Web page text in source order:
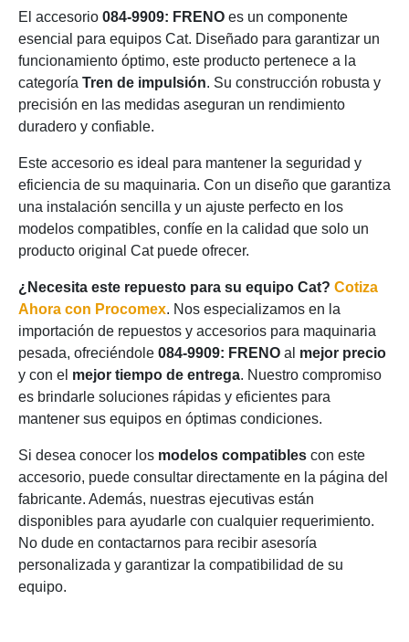
El accesorio 084-9909: FRENO es un componente
esencial para equipos Cat. Diseñado para garantizar un
funcionamiento óptimo, este producto pertenece a la
categoría Tren de impulsión. Su construcción robusta y
precisión en las medidas aseguran un rendimiento
duradero y confiable.
Este accesorio es ideal para mantener la seguridad y
eficiencia de su maquinaria. Con un diseño que garantiza
una instalación sencilla y un ajuste perfecto en los
modelos compatibles, confíe en la calidad que solo un
producto original Cat puede ofrecer.
¿Necesita este repuesto para su equipo Cat? Cotiza
Ahora con Procomex. Nos especializamos en la
importación de repuestos y accesorios para maquinaria
pesada, ofreciéndole 084-9909: FRENO al mejor precio
y con el mejor tiempo de entrega. Nuestro compromiso
es brindarle soluciones rápidas y eficientes para
mantener sus equipos en óptimas condiciones.
Si desea conocer los modelos compatibles con este
accesorio, puede consultar directamente en la página del
fabricante. Además, nuestras ejecutivas están
disponibles para ayudarle con cualquier requerimiento.
No dude en contactarnos para recibir asesoría
personalizada y garantizar la compatibilidad de su
equipo.